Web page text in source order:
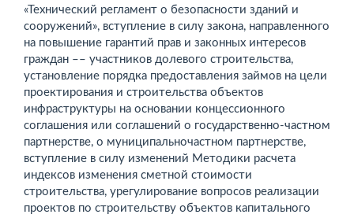
«Технический регламент о безопасности зданий и
сооружений», вступление в силу закона, направленного
на повышение гарантий прав и законных интересов
граждан –– участников долевого строительства,
установление порядка предоставления займов на цели
проектирования и строительства объектов
инфраструктуры на основании концессионного
соглашения или соглашений о государственно-частном
партнерстве, о муниципальночастном партнерстве,
вступление в силу изменений Методики расчета
индексов изменения сметной стоимости
строительства, урегулирование вопросов реализации
проектов по строительству объектов капитального